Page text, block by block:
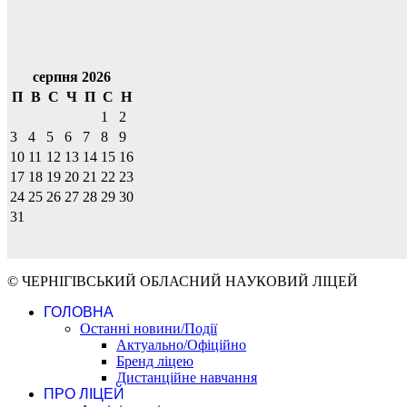
серпня 2026
П В С Ч П С Н
1
2
3
4 5 6 7 8
9
10 11 12 13 14 15 16
17 18 19 20 21 22 23
24 25 26 27 28 29 30
31
© ЧЕРНІГІВСЬКИЙ ОБЛАСНИЙ НАУКОВИЙ ЛІЦЕЙ
ГОЛОВНА
Останні новини/Події
Актуально/Офіційно
Бренд ліцею
Дистанційне навчання
ПРО ЛІЦЕЙ